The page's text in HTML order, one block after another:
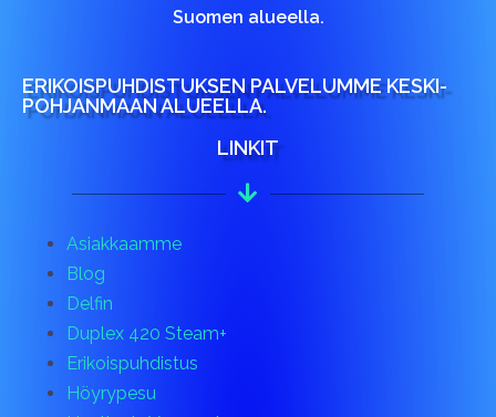
Suomen alueella.
ERIKOISPUHDISTUKSEN PALVELUMME KESKI-
POHJANMAAN ALUEELLA.
LINKIT
Asiakkaamme
Blog
Delfin
Duplex 420 Steam+
Erikoispuhdistus
Höyrypesu